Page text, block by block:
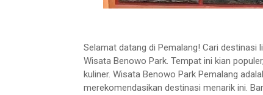
Selamat datang di Pemalang! Cari
Wisata Benowo Park. Tempat ini kian
kuliner. Wisata Benowo Park Pemalang
merekomendasikan destinasi menarik ini.